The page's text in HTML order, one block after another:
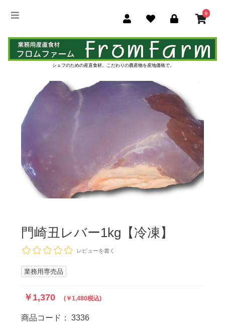
0
シェフのための産直食材。 こだわりの農産物を産地価格で。
門崎丑レバー1kg【冷凍】
レビューを書く
業務用専売品
￥1,370 (￥1,480税込)
商品コード： 3336